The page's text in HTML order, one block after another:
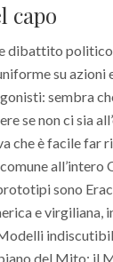
capo
dibattito
su azioni
sembra
se non ci sia
che è facile far
all’intero
sono
e virgiliana,
del Mito; il